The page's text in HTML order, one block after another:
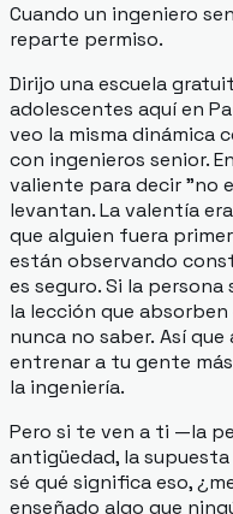
Cuando un ingeniero
reparte permiso.
Dirijo una escuela
adolescentes aquí en
veo la misma dinámica
con ingenieros senior.
valiente para decir "no
levantan. La valentía
que alguien fuera
están observando
es seguro. Si la
la lección que absorben
nunca no saber. Así que
entrenar a tu gente
la ingeniería.
Pero si te ven a ti —la
antigüedad, la
sé qué significa eso,
enseñado algo que